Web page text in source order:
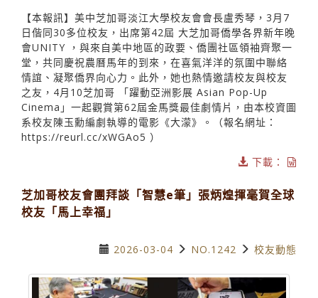
【本報訊】美中芝加哥淡江大學校友會會長盧秀琴，3月7
日偕同30多位校友，出席第42屆 大芝加哥僑學各界新年晚
會UNITY ，與來自美中地區的政要、僑團社區領袖齊聚一
堂，共同慶祝農曆馬年的到來，在喜氣洋洋的氛圍中聯絡
情誼、凝聚僑界向心力。此外，她也熱情邀請校友與校友
之友，4月10芝加哥 「躍動亞洲影展 Asian Pop-Up
Cinema」一起觀賞第62屆金馬獎最佳劇情片，由本校資圖
系校友陳玉勳編劇執導的電影《大濛》。（報名網址：
https://reurl.cc/xWGAo5 ）
下載：
芝加哥校友會團拜談「智慧e筆」張炳煌揮毫賀全球
校友「馬上幸福」
2026-03-04 NO.1242 校友動態